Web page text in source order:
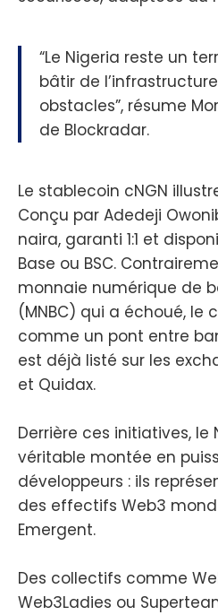
“Le Nigeria reste un
bâtir de
obstacles”, résume
de Blockradar.
Le stablecoin cNGN
Conçu par Adedeji
naira, garanti 1:1 et
Base ou BSC.
monnaie numérique de
(MNBC) qui a échoué, le
comme un pont entre
est déjà listé sur les
et Quidax.
Derrière ces initiatives,
véritable montée en
développeurs : ils
des effectifs Web3
Emergent.
Des collectifs comme
Web3Ladies ou